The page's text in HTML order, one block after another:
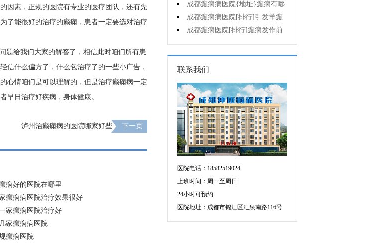
因素，正规的医院有专业的医疗团队，还有先
了能很好的治疗的癫痫，患者一定要选对治疗
题给我们大家的解答了，相信此时咱们所有患
信什么偏方了，什么包治疗了的一些小广告，
心情咱们是可以理解的，但是治疗癫痫病一定
早日治疗好疾病，身体健康。
泸州治癫痫病的医院哪家好些 下一页
痫好的医院在哪里
癫痫病医院治疗效果很好
家癫痫医院治疗好
家癫痫病医院
癫痫医院
己会得癫痫病?
成都癫痫病医院{地址}癫痫有哪
些危害?
成都癫痫病医院[排行]引发羊癫
疯的因素有哪些?
成都癫痫医院[排行]癫痫发作前
有感觉吗?
联系我们
医院电话：18582519024
上班时间：周一至周日
24小时可预约
医院地址：成都市锦江区汇泉南路116号